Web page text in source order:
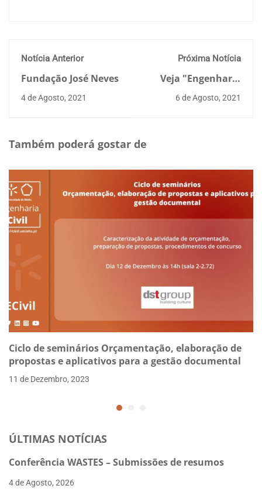
Notícia Anterior
Fundação José Neves
4 de Agosto, 2021
Próxima Notícia
Veja "Engenharia
Civil - Escola de
Engenharia da
6 de Agosto, 2021
Também poderá gostar de
Ciclo de seminários Orçamentação, elaboração de
propostas e aplicativos para a gestão documental
11 de Dezembro, 2023
ÚLTIMAS NOTÍCIAS
Conferência WASTES – Submissões de resumos
4 de Agosto, 2026